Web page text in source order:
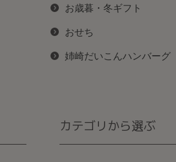
お歳暮・冬ギフト
おせち
姉崎だいこんハンバーグ
カテゴリから選ぶ